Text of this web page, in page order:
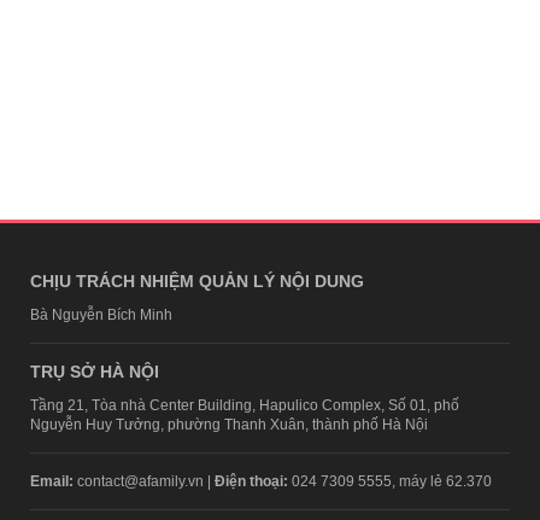
CHỊU TRÁCH NHIỆM QUẢN LÝ NỘI DUNG
Bà Nguyễn Bích Minh
TRỤ SỞ HÀ NỘI
Tầng 21, Tòa nhà Center Building, Hapulico Complex, Số 01, phố
Nguyễn Huy Tưởng, phường Thanh Xuân, thành phố Hà Nội
Email: contact@afamily.vn | Điện thoại: 024 7309 5555, máy lẻ 62.370